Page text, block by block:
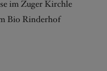
im Zuger Kirchle
Bio Rinderhof